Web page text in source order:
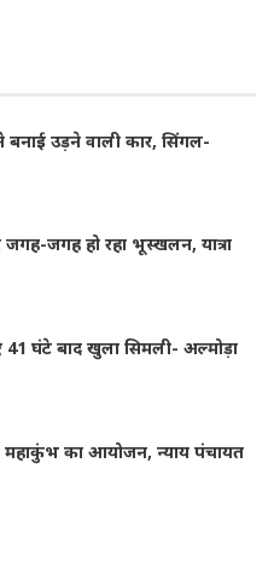
उड़ने वाली कार, सिंगल-
जगह-जगह हो रहा भूस्खलन, यात्रा
घंटे बाद खुला सिमली- अल्मोड़ा
महाकुंभ का आयोजन, न्याय पंचायत